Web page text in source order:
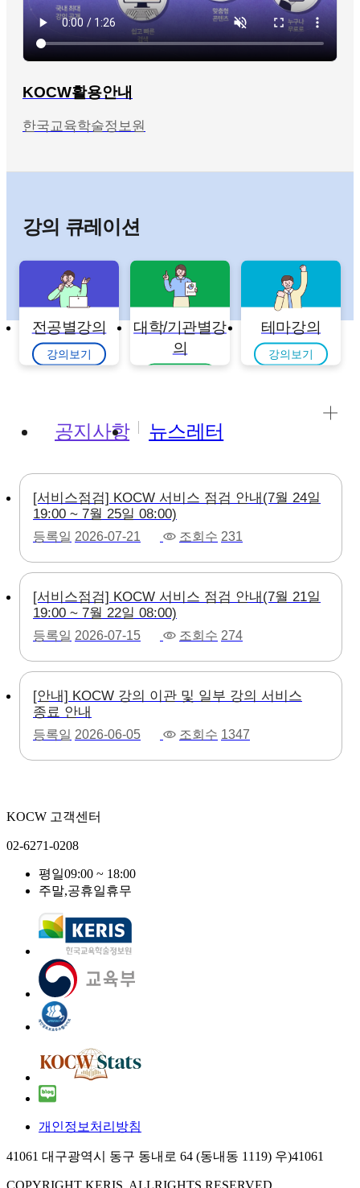
KOCW활용안내
한국교육학술정보원
강의 큐레이션
전공별강의
강의보기
대학/기관별강
의
테마강의
강의보기
공지사항 뉴스레터
[서비스점검] KOCW 서비스 점검 안내(7월 24일
19:00 ~ 7월 25일 08:00)
등록일 2026-07-21 조회수 231
[서비스점검] KOCW 서비스 점검 안내(7월 21일
19:00 ~ 7월 22일 08:00)
등록일 2026-07-15 조회수 274
[안내] KOCW 강의 이관 및 일부 강의 서비스
종료 안내
등록일 2026-06-05 조회수 1347
KOCW 고객센터
02-6271-0208
평일09:00 ~ 18:00
주말,공휴일휴무
개인정보처리방침
41061 대구광역시 동구 동내로 64 (동내동 1119) 우)41061
COPYRIGHT KERIS. ALLRIGHTS RESERVED